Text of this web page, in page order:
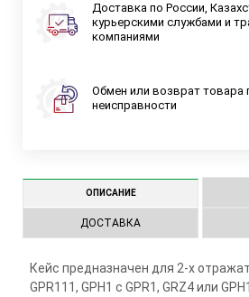
Доставка по России,
курьерскими службами и
компаниями
Обмен или возврат товара
неисправности
ОПИСАНИЕ
ДОСТАВКА
Кейс предназначен для 2-х
GPR111, GPH1 с GPR1, GRZ4 или